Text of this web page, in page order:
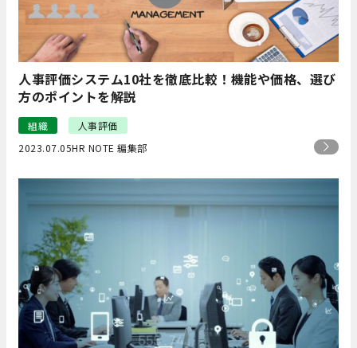
人事評価システム10社を徹底比較！機能や価格、選び
方のポイントを解説
組織
人事評価
2023.07.05HR NOTE 編集部